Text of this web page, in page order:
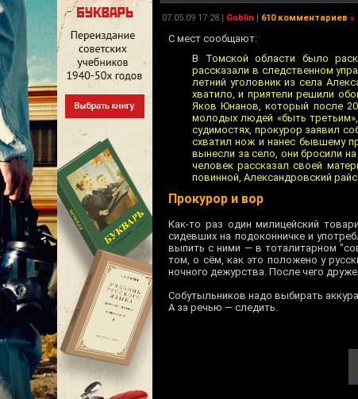
07.05.09 17:28 | Goblin | 610 комментариев »
С мест сообщают:
В Томской области было
рассказали в следственном
летний уголовник из села
хватило, и приятели решили
Яков Юнанов, который после
молодых людей «быть третьим»,
судимостях, прокурор заявил
схватил нож и нанес бывшему
вынесли за село, они бросили
человек рассказал своей
повинной, Александровский
Прокурор и вор
Как-то раз один милицейский
сидевших на подоконничке и
выпить с ними — в тоталитарном
том, о сём, как это положено у
ночного дежурства. После чего
Собутыльников надо выбирать
А за речью — следить.